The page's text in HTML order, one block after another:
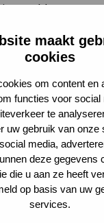
maakt
cookies
om content en
functies voor social
te
uw gebruik van onze
media,
deze gegevens
die u aan ze heeft
op basis van uw
services.
velden aan
2
*